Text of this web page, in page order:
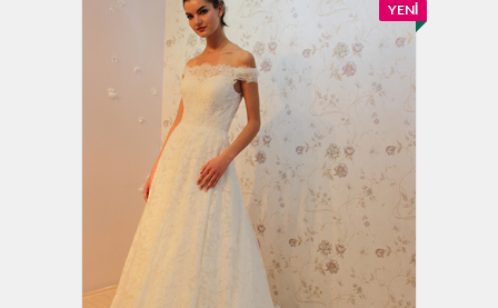
YENI